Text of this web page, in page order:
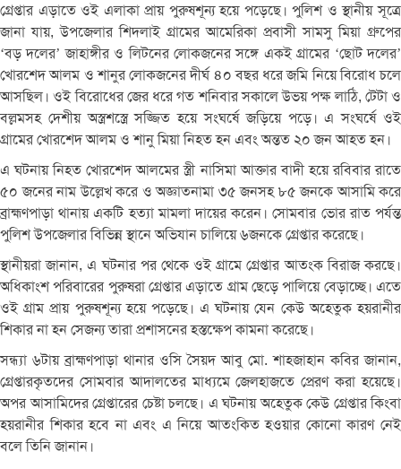
গ্রেপ্তার এড়াতে ওই এলাকা প্রায় পুরুষশূন্য হয়ে পড়েছে। পুলিশ ও স্থানীয় সূত্রে
জানা যায়, উপজেলার শিদলাই গ্রামের আমেরিকা প্রবাসী সামসু মিয়া গ্রুপের
‘বড় দলের’ জাহাঙ্গীর ও লিটনের লোকজনের সঙ্গে একই গ্রামের ‘ছোট দলের’
খোরশেদ আলম ও শানুর লোকজনের দীর্ঘ ৪০ বছর ধরে জমি নিয়ে বিরোধ চলে
আসছিল। ওই বিরোধের জের ধরে গত শনিবার সকালে উভয় পক্ষ লাঠি, টেটা ও
বল্লমসহ দেশীয় অস্ত্রশস্ত্রে সজ্জিত হয়ে সংঘর্ষে জড়িয়ে পড়ে। এ সংঘর্ষে ওই
গ্রামের খোরশেদ আলম ও শানু মিয়া নিহত হন এবং অন্তত ২০ জন আহত হন।
এ ঘটনায় নিহত খোরশেদ আলমের স্ত্রী নাসিমা আক্তার বাদী হয়ে রবিবার রাতে
৫০ জনের নাম উল্লেখ করে ও অজ্ঞাতনামা ৩৫ জনসহ ৮৫ জনকে আসামি করে
ব্রাহ্মণপাড়া থানায় একটি হত্যা মামলা দায়ের করেন। সোমবার ভোর রাত পর্যন্ত
পুলিশ উপজেলার বিভিন্ন স্থানে অভিযান চালিয়ে ৬জনকে গ্রেপ্তার করেছে।
স্থানীয়রা জানান, এ ঘটনার পর থেকে ওই গ্রামে গ্রেপ্তার আতংক বিরাজ করছে।
অধিকাংশ পরিবারের পুরুষরা গ্রেপ্তার এড়াতে গ্রাম ছেড়ে পালিয়ে বেড়াচ্ছে। এতে
ওই গ্রাম প্রায় পুরুষশূন্য হয়ে পড়েছে। এ ঘটনায় যেন কেউ অহেতুক হয়রানীর
শিকার না হন সেজন্য তারা প্রশাসনের হস্তক্ষেপ কামনা করেছে।
সন্ধ্যা ৬টায় ব্রাহ্মণপাড়া থানার ওসি সৈয়দ আবু মো. শাহজাহান কবির জানান,
গ্রেপ্তারকৃতদের সোমবার আদালতের মাধ্যমে জেলহাজতে প্রেরণ করা হয়েছে।
অপর আসামিদের গ্রেপ্তারের চেষ্টা চলছে। এ ঘটনায় অহেতুক কেউ গ্রেপ্তার কিংবা
হয়রানীর শিকার হবে না এবং এ নিয়ে আতংকিত হওয়ার কোনো কারণ নেই
বলে তিনি জানান।